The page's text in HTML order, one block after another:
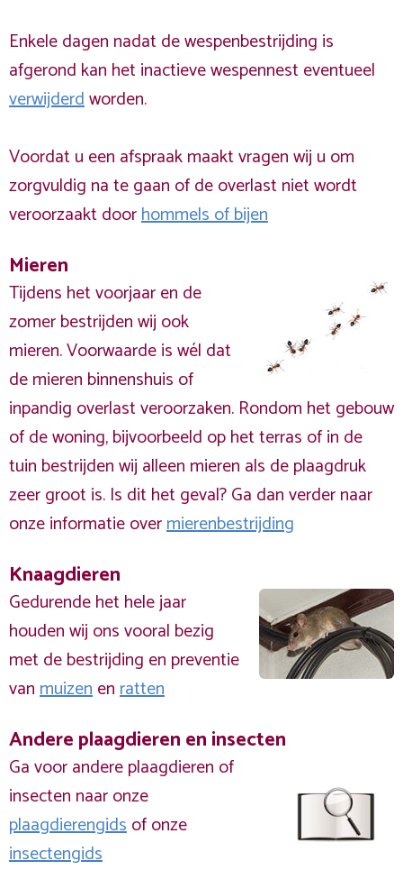
Enkele dagen nadat de wespenbestrijding is
afgerond kan het inactieve wespennest eventueel
verwijderdworden.
Voordat u een afspraak maakt vragen wij u om
zorgvuldig na te gaan of de overlast niet wordt
veroorzaakt doorhommels of bijen
Mieren
Tijdens het voorjaar en de
zomer bestrijden wij ook
mieren. Voorwaarde is wél dat
de mieren binnenshuis of
inpandig overlast veroorzaken. Rondom het gebouw
of de woning, bijvoorbeeld op het terras of in de
tuin bestrijden wij alleen mieren als de plaagdruk
zeer groot is. Is dit het geval? Ga dan verder naar
onze informatie overmierenbestrijding
Knaagdieren
Gedurende het hele jaar
houden wij ons vooral bezig
met de bestrijding en preventie
vanmuizenenratten
Andere plaagdieren en insecten
Ga voor andere plaagdieren of
insecten naar onze
plaagdierengidsof onze
insectengids